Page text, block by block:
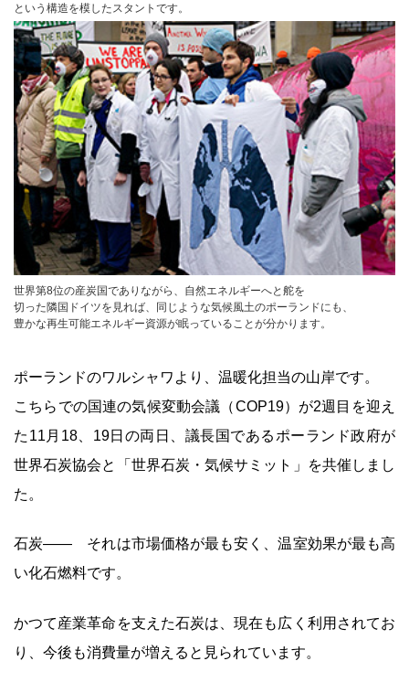
という構造を模したスタントです。
世界第8位の産炭国でありながら、自然エネルギーへと舵を
切った隣国ドイツを見れば、同じような気候風土のポーランドにも、
豊かな再生可能エネルギー資源が眠っていることが分かります。
ポーランドのワルシャワより、温暖化担当の山岸です。
こちらでの国連の気候変動会議（COP19）が2週目を迎え
た11月18、19日の両日、議長国であるポーランド政府が
世界石炭協会と「世界石炭・気候サミット」を共催しまし
た。
石炭―― それは市場価格が最も安く、温室効果が最も高
い化石燃料です。
かつて産業革命を支えた石炭は、現在も広く利用されてお
り、今後も消費量が増えると見られています。